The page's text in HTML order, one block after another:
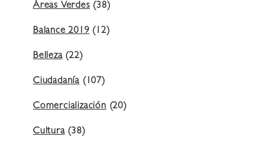
Áreas Verdes(38)
Balance 2019(12)
Belleza(22)
Ciudadanía (107)
Comercialización(20)
Cultura(38)